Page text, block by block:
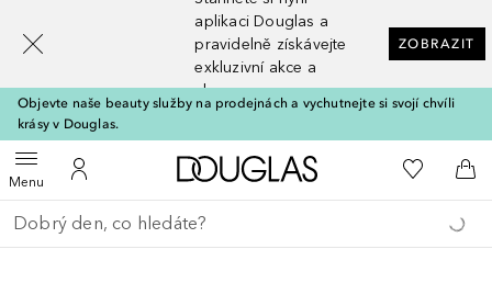
aplikaci Douglas a
pravidelně získávejte
exkluzivní akce a
slevy
ZOBRAZIT
Objevte naše beauty služby na prodejnách a vychutnejte si svojí chvíli
krásy v Douglas.
MenuOtevřít menuK mému účtu
Domů K mému
Do
Vraťte se
Proveďte vyhledávání
[navigation.slideout.screenreader]